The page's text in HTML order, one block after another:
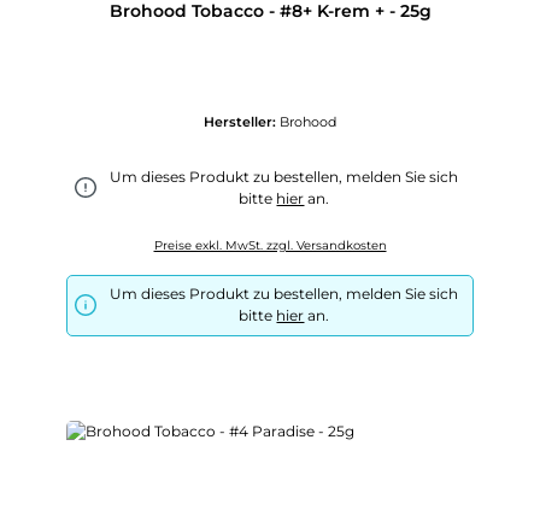
Brohood Tobacco - #8+ K-rem + - 25g
Hersteller: Brohood
Um dieses Produkt zu bestellen, melden Sie sich
bitte hier an.
Preise exkl. MwSt. zzgl. Versandkosten
Um dieses Produkt zu bestellen, melden Sie sich
bitte hier an.